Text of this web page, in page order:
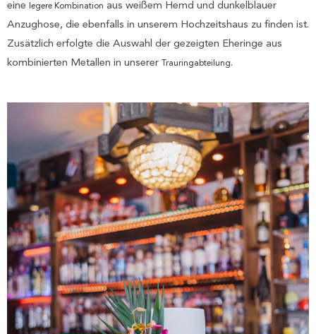
eine legere Kombination aus weißem Hemd und dunkelblauer
Anzughose, die ebenfalls in unserem Hochzeitshaus zu finden ist.
Zusätzlich erfolgte die Auswahl der gezeigten Eheringe aus
kombinierten Metallen in unserer
Trauringabteilung.